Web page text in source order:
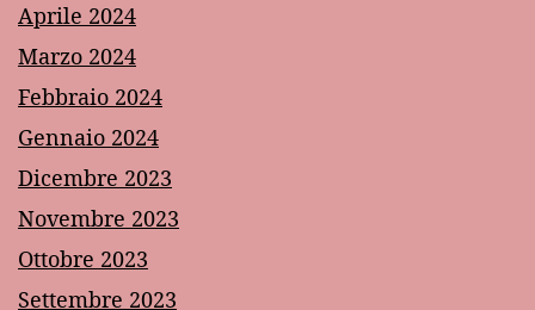
Aprile 2024
Marzo 2024
Febbraio 2024
Gennaio 2024
Dicembre 2023
Novembre 2023
Ottobre 2023
Settembre 2023